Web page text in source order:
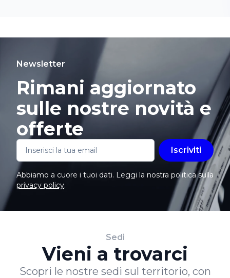
Newsletter
Rimani aggiornato
sulle nostre novità e
offerte
Iscriviti
Abbiamo a cuore i tuoi dati. Leggi la nostra politica sulla
privacy policy.
Sedi
Vieni a trovarci
Scopri le nostre sedi sul territorio, con